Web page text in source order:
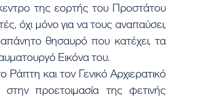
της εορτής του Προστάτου
όχι μόνο για να τους αναπαύσει,
θησαυρό που κατέχει, τα
Εικόνα του.
και τον Γενικό Αρχιερατικό
προετοιμασία της φετινής